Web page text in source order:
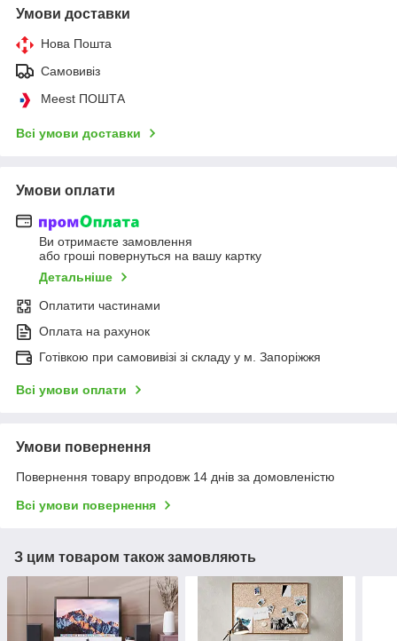
Умови доставки
Нова Пошта
Самовивіз
Meest ПОШТА
Всі умови доставки
Умови оплати
Ви отримаєте замовлення
або гроші повернуться на вашу картку
Детальніше
Оплатити частинами
Оплата на рахунок
Готівкою при самовивізі зі складу у м. Запоріжжя
Всі умови оплати
Умови повернення
Повернення товару впродовж 14 днів за домовленістю
Всі умови повернення
З цим товаром також замовляють